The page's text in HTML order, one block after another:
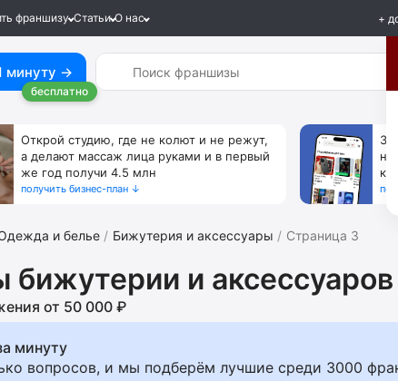
франшизу Статьи О нас +
минуту →
бесплатно
Открой студию, где не колют и не режут,
а делают массаж лица руками и в первый
же год получи 4.5 млн
получить бизнес-план ↓
За
ни
и белье Бижутерия и аксессуары Страница 3
и аксессуаров
от 50 000 ₽
минуту
вопросов, и мы подберём лучшие среди 3000